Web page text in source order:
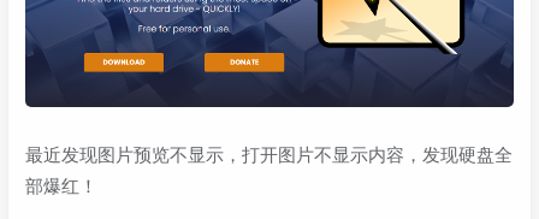
最近发现图片预览不显示，打开图片不显示内容，发现硬盘全
部爆红！